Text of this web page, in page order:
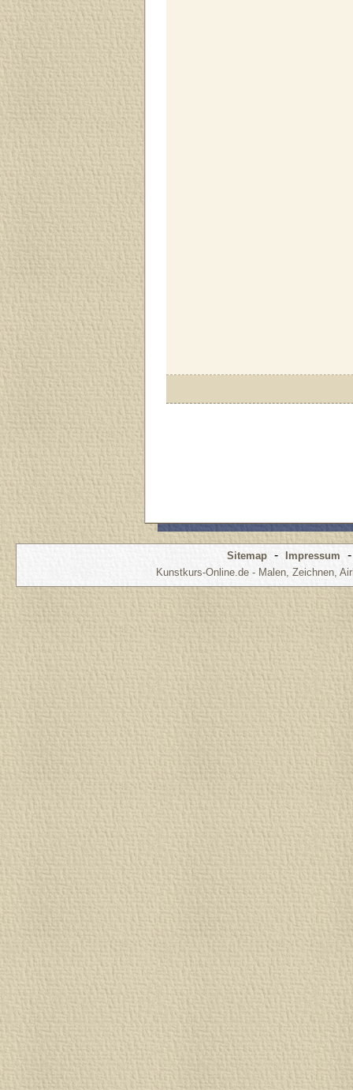
Sitemap - Impressum
Kunstkurs-Online.de - Malen, Zeichnen,